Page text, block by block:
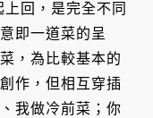
回，是完全不同
即一道菜的呈
，為比較基本的
作，但相互穿插
我做冷前菜；你